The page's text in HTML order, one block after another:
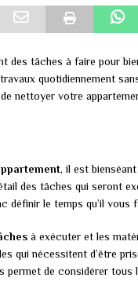
des tâches à faire pour
quotidiennement
nettoyer votre
, il est
des tâches qui seront
définir le temps qu’il vous
à exécuter et les
qui nécessitent d’être
permet de considérer tous